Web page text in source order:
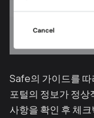
Safe의 가이드를 따
포털의 정보가 정
사항을 확인 후 체